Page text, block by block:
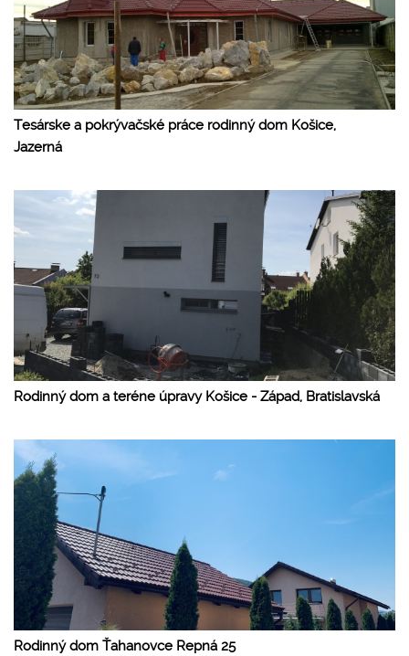
Tesárske a pokrývačské práce rodinný dom Košice,
Jazerná
Rodinný dom a teréne úpravy Košice - Západ, Bratislavská
Rodinný dom Ťahanovce Repná 25